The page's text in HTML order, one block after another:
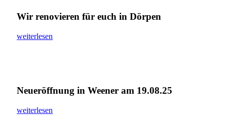
Wir renovieren für euch in Dörpen
weiterlesen
Neueröffnung in Weener am 19.08.25
weiterlesen